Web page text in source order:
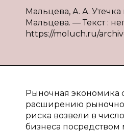
Мальцева, А. А.
Мальцева. — Текст :
https://moluch.ru/
Рыночная экономика
расширению
риска возвели в
бизнеса